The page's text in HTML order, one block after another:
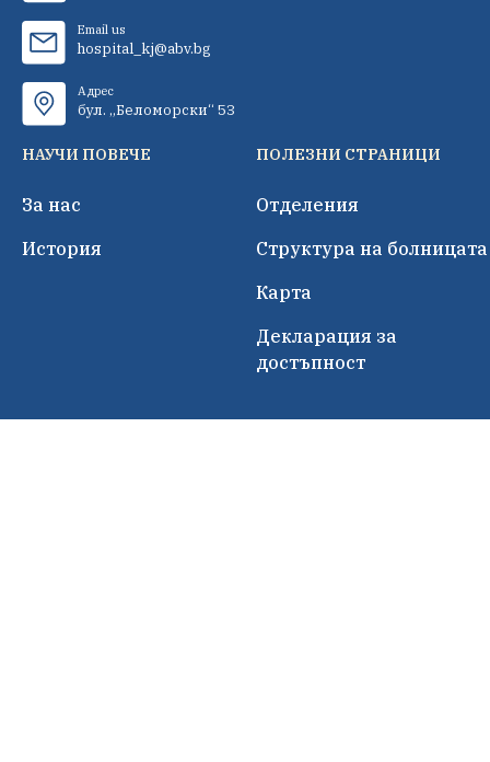
Email us
hospital_kj@abv.bg
Адрес
бул. „Беломорски“ 53
НАУЧИ ПОВЕЧЕ
За нас
История
ПОЛЕЗНИ СТРАНИЦИ
Отделения
Структура на болницата
Карта
Декларация за
достъпност